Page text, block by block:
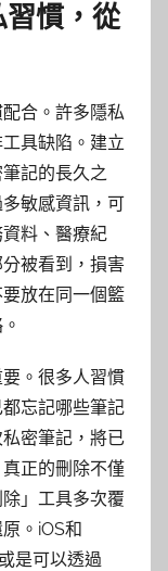
慣，從
合。許多隱私
具缺陷。建立
記的長久之
敏感資訊，可
料、醫療紀
被看到，損害
放在同一個籃
。很多人習慣
忘記哪些筆記
密筆記，將已
正的刪除不僅
」工具多次覆
。iOS和
是可以透過